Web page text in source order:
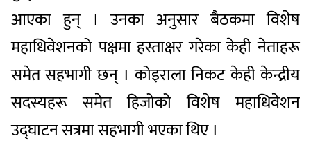
आएका हुन् । उनका अनुसार बैठकमा विशेष
महाधिवेशनको पक्षमा हस्ताक्षर गरेका केही नेताहरू
समेत सहभागी छन् । कोइराला निकट केही केन्द्रीय
सदस्यहरू समेत हिजोको विशेष महाधिवेशन
उद्घाटन सत्रमा सहभागी भएका थिए ।